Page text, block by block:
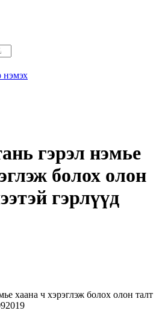
нэмэх
гэрэл нэмье
болох олон
гэрлүүд
хаана ч хэрэглэж болох олон талт